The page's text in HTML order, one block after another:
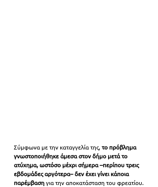
Σύμφωνα με την καταγγελία της, το πρόβλημα
γνωστοποιήθηκε άμεσα στον δήμο μετά το
ατύχημα, ωστόσο μέχρι σήμερα –περίπου τρεις
εβδομάδες αργότερα– δεν έχει γίνει κάποια
παρέμβαση για την αποκατάσταση του φρεατίου.